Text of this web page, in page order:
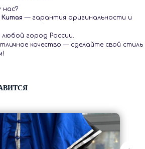
нас?
Китая — гарантия оригинальности и
любой город России.
качество — сделайте свой стиль